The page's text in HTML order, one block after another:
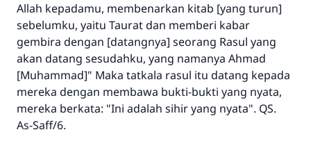
Allah kepadamu, membenarkan kitab [yang turun]
sebelumku, yaitu Taurat dan memberi kabar
gembira dengan [datangnya] seorang Rasul yang
akan datang sesudahku, yang namanya Ahmad
[Muhammad]" Maka tatkala rasul itu datang kepada
mereka dengan membawa bukti-bukti yang nyata,
mereka berkata: "Ini adalah sihir yang nyata". QS.
As-Saff/6.